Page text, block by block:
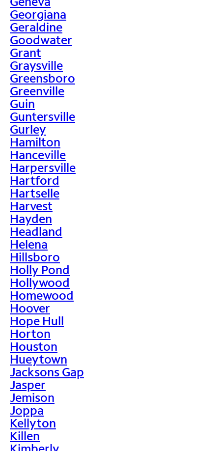
Georgiana
Geraldine
Goodwater
Grant
Graysville
Greensboro
Greenville
Guin
Guntersville
Gurley
Hamilton
Hanceville
Harpersville
Hartford
Hartselle
Harvest
Hayden
Headland
Helena
Hillsboro
Holly Pond
Hollywood
Homewood
Hoover
Hope Hull
Horton
Houston
Hueytown
Jacksons Gap
Jasper
Jemison
Joppa
Kellyton
Killen